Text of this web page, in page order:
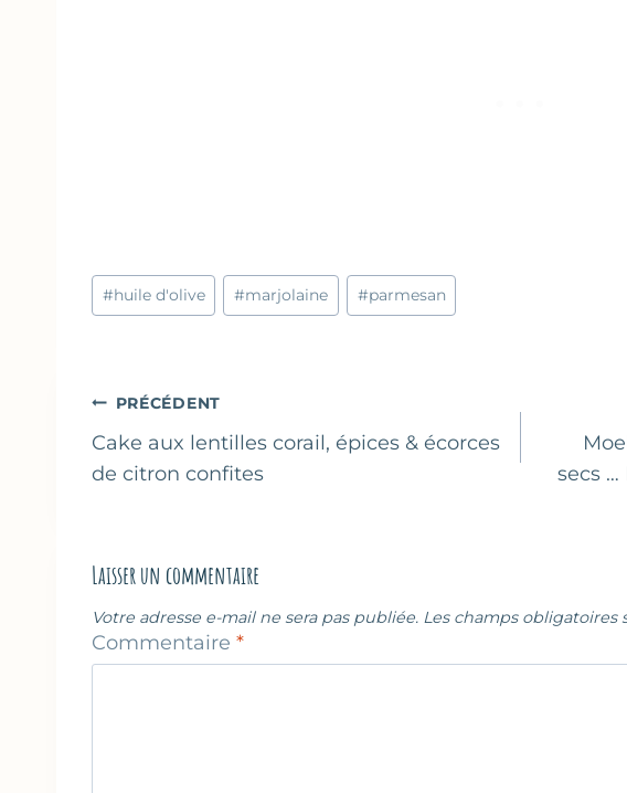
Étiquettes
de
#huile d'olive #marjolaine #parmesan
Navigation
de
l’article
PRÉCÉDENT
Cake aux lentilles corail, épices & écorces
de citron confites
secs
Laisser un commentaire
Votre adresse e-mail ne sera pas publiée. Les champs obligatoires
Commentaire *